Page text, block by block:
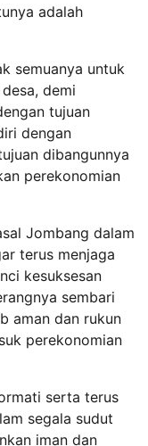
adalah
semuanya untuk
demi
tujuan
dengan
dibangunnya
perekonomian
Jombang dalam
terus menjaga
kesuksesan
sembari
aman dan rukun
perekonomian
serta terus
segala sudut
iman dan